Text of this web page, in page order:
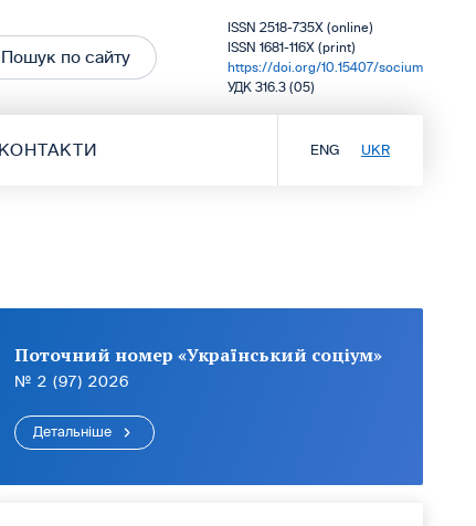
Пошук по сайту
ISSN 2518-735X (online)
ISSN 1681-116X (print)
https://doi.org/10.15407/socium
УДК 316.3 (05)
КОНТАКТИ ENG UKR
Поточний номер «Український соціум»
№ 2 (97) 2026
Детальніше